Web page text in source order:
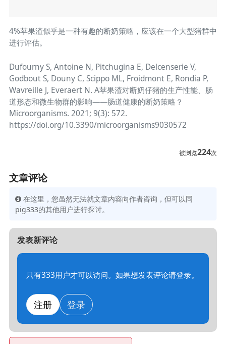
4%苹果渣似乎是一种有趣的断奶策略，应该在一个大型猪群中
进行评估。
Dufourny S, Antoine N, Pitchugina E, Delcenserie V,
Godbout S, Douny C, Scippo ML, Froidmont E, Rondia P,
Wavreille J, Everaert N. A苹果渣对断奶仔猪的生产性能、肠
道形态和微生物群的影响——肠道健康的断奶策略？
Microorganisms. 2021; 9(3): 572.
https://doi.org/10.3390/microorganisms9030572
被浏览224次
文章评论
在这里，您虽然无法就文章内容向作者咨询，但可以同
pig333的其他用户进行探讨。
发表新评论
只有333用户才可以访问。如果想发表评论请登录。
注册 登录